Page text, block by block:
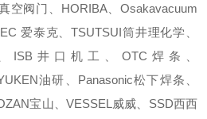
空阀门、HORIBA、Osakavacuum
爱泰克、TSUTSUI筒井理化学、
ISB井口机工、OTC焊条、
油研、Panasonic松下焊条、
宝山、VESSEL威威、SSD西西